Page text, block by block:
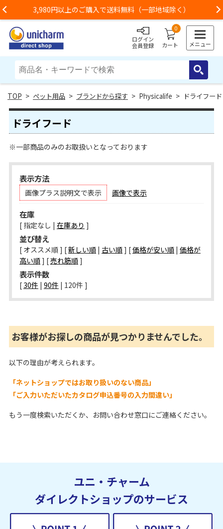
Previous3,980円以上のご購入で送料無料（一部地域除く）
ログイン
会員登録
0
カート メニュー
> ペット用品 > ブランドから探す > Physicalife > ドライフード
ドライフード
※一部商品のみのお取扱いとなっております
表示方法
画像プラス説明文で表示 画像で表示
在庫
[ 指定なし | 在庫あり ]
並び替え
[ オススメ順 ] [新しい順| 古い順] [価格が安い順| 価格が
高い順] [売れ筋順]
表示件数
[ 30件 | 90件 | 120件 ]
お客様がお探しの商品が見つかりませんでした。
以下の理由が考えられます。
「ネットショップではお取り扱いのない商品」
「ご入力いただいたカタログ申込番号の入力間違い」
もう一度検索いただくか、お問い合わせ窓口にご連絡ください。
ユニ・チャーム
ダイレクトショップのサービス